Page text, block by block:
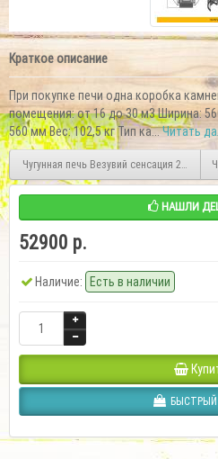
Краткое описание
При покупке печи одна коробка
помещения: от 16 до 30 м3 Ширина:
560 мм Вес: 102,5 кг Тип ка...Читать
Чугунная печь Везувий сенсация 22
НАШЛИ
52900 р.
Наличие: Есть в наличии